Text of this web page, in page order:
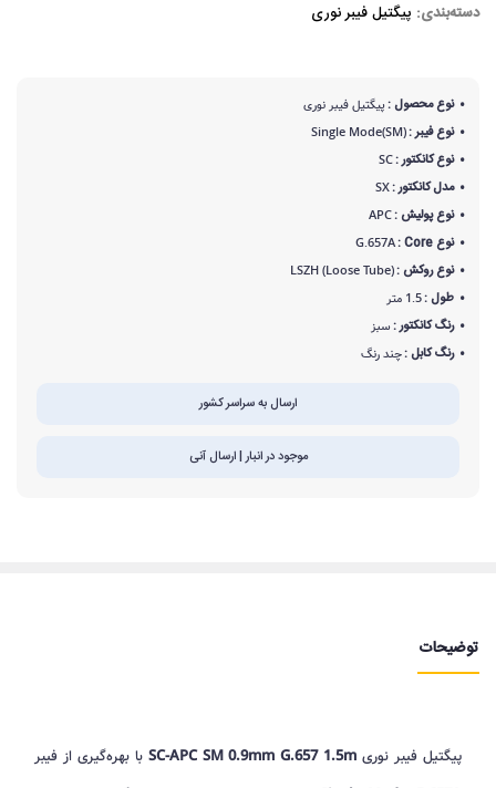
دسته‌بندی: پیگتیل فیبر نوری
نوع محصول :پیگتیل فیبر نوری
نوع فیبر :Single Mode(SM)
نوع کانکتور :SC
مدل کانکتور :SX
نوع پولیش :APC
نوع Core :
G.657A
نوع روکش :LSZH (Loose Tube)
طول :1.5 متر
رنگ کانکتور :سبز
رنگ کابل :چند رنگ
ارسال به سراسر کشور
موجود در انبار | ارسال آنی
توضیحات
پیگتیل فیبر نوری SC-APC SM 0.9mm G.657 1.5m با بهره‌گیری از فیبر